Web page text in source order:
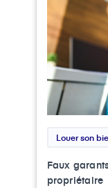
Louer son
Faux
propriétaire